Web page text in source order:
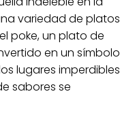
variedad de platos
poke, un plato de
en un símbolo
lugares imperdibles
sabores se